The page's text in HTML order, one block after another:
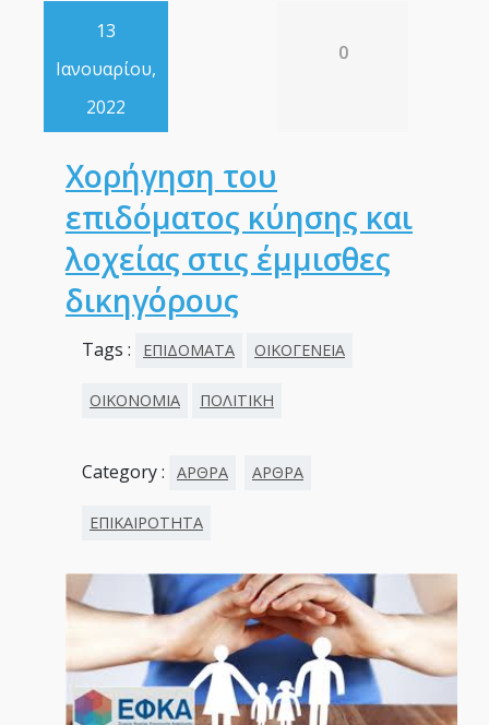
13
Ιανουαρίου,
2022
0
Χορήγηση του
επιδόματος κύησης και
λοχείας στις έμμισθες
δικηγόρους
Tags : ΕΠΙΔΟΜΑΤΑ ΟΙΚΟΓΕΝΕΙΑ
ΟΙΚΟΝΟΜΙΑ ΠΟΛΙΤΙΚΗ
Category : ΑΡΘΡΑ ΑΡΘΡΑ
ΕΠΙΚΑΙΡΟΤΗΤΑ